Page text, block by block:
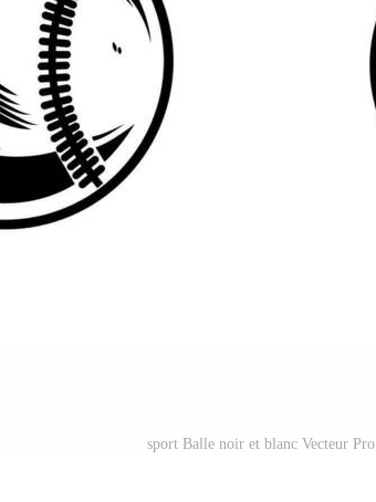
sport Balle noir et blanc Vecteur Pro